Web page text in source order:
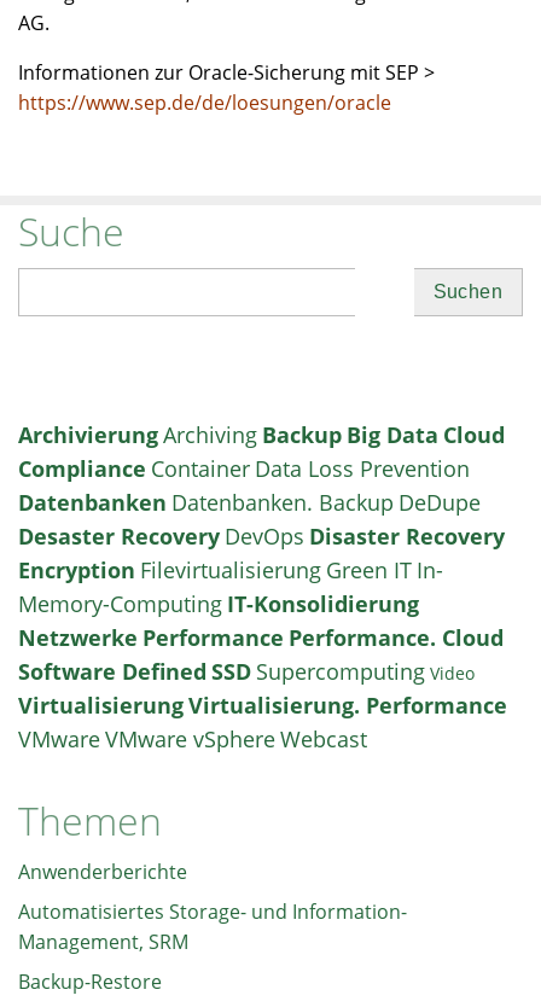
AG.
Informationen zur Oracle-Sicherung mit SEP >
https://www.sep.de/de/loesungen/oracle
Suche
ArchivierungArchiving Backup Big Data Cloud
Compliance Container Data Loss Prevention
Datenbanken Datenbanken. Backup DeDupe
Desaster Recovery DevOps Disaster Recovery
Encryption Filevirtualisierung Green IT In-
Memory-Computing IT-Konsolidierung
Netzwerke Performance Performance. Cloud
Software Defined SSD Supercomputing Video
VirtualisierungVirtualisierung. Performance
VMwareVMware vSphereWebcast
Themen
Anwenderberichte
Automatisiertes Storage- und Information-
Management, SRM
Backup-Restore